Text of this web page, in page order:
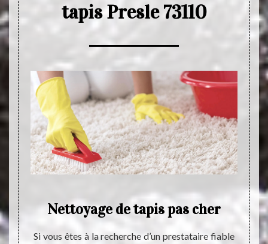
tapis Presle 73110
Nettoyage de tapis pas cher
Si vous êtes à la recherche d’un prestataire fiable